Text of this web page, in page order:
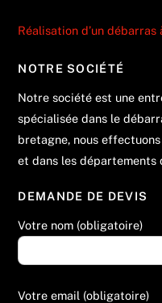
Réalisation d’un débarras
NOTRE SOCIÉTÉ
Notre société est une
spécialisée dans le
bretagne, nous
et dans les départements
DEMANDE DE DEVIS
Votre nom (obligatoire)
Votre email (obligatoire)